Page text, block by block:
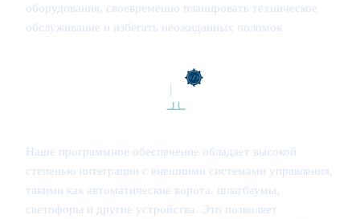
оборудования, своевременно планировать техническое
обслуживание и избегать неожиданных поломок
Наше программное обеспечение обладает высокой
степенью интеграции с внешними системами управления,
такими как автоматические ворота, шлагбаумы,
светофоры и другие устройства. Это позволяет